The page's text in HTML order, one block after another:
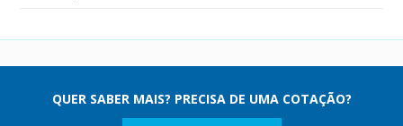
QUER SABER MAIS? PRECISA DE UMA COTAÇÃO?